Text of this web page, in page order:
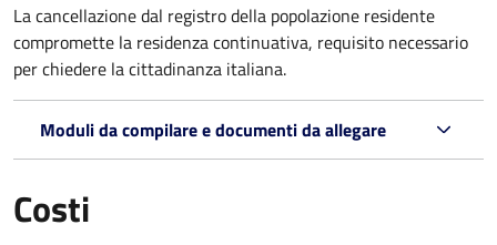
La cancellazione dal registro della popolazione residente
compromette la residenza continuativa, requisito necessario
per chiedere la cittadinanza italiana.
Moduli da compilare e documenti da allegare
Costi